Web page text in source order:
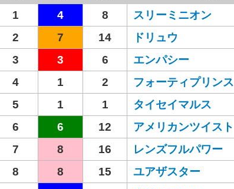
1 4 8 スリーミニオン
2
7 14 ドリュウ
3
3 6 エンパシー
4
1 2 フォーティプリンス
5
1 1 タイセイマルス
6
6 12 アメリカンツイスト
7
8 16 レンズフルパワー
8
8 15 ユアザスター